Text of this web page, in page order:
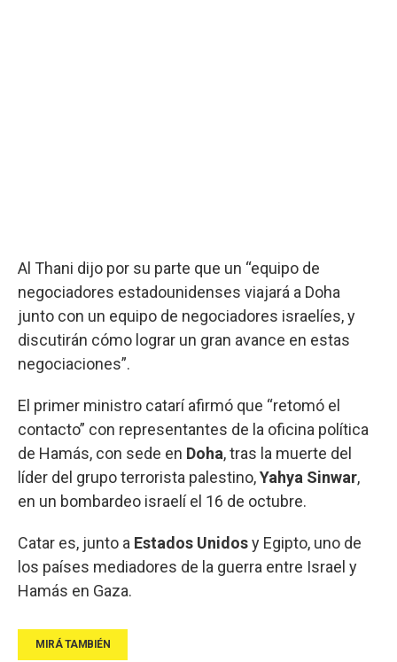
Al Thani dijo por su parte que un “equipo de
negociadores estadounidenses viajará a Doha
junto con un equipo de negociadores israelíes, y
discutirán cómo lograr un gran avance en estas
negociaciones”.
El primer ministro catarí afirmó que “retomó el
contacto” con representantes de la oficina política
de Hamás, con sede en Doha, tras la muerte del
líder del grupo terrorista palestino,Yahya Sinwar,
en un bombardeo israelí el 16 de octubre.
Catar es, junto a Estados Unidosy Egipto, uno de
los países mediadores de la guerra entre Israel y
Hamás en Gaza.